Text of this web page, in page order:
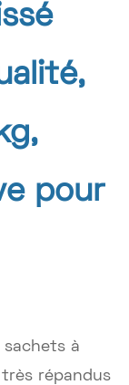
pour
sachets à
répandus